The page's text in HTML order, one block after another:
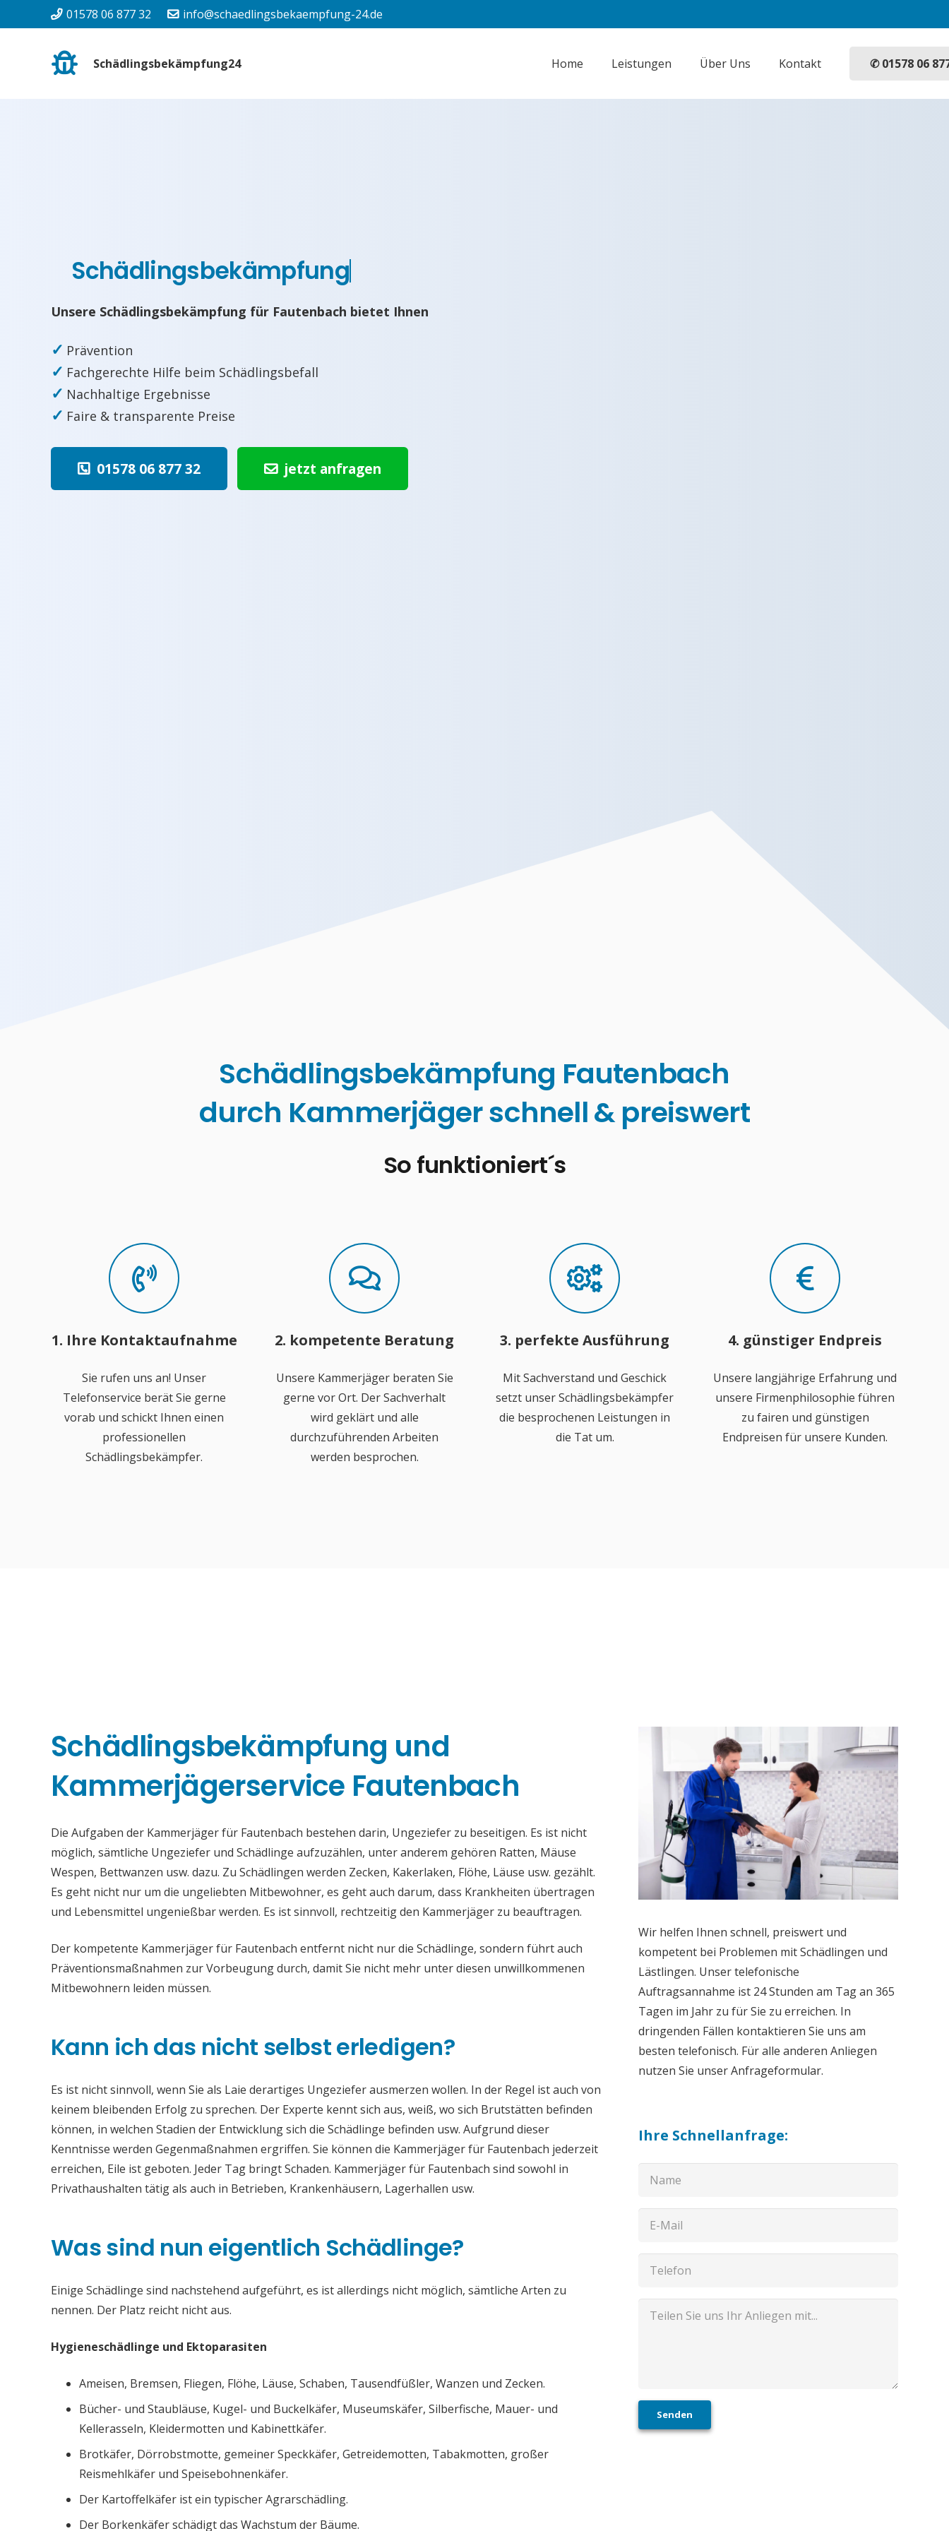
01578 06 877 32 info@schaedlingsbekaempfung-24.de
Schädlingsbekämpfung24 Home Leistungen Über Uns Kontakt ✆ 01578 06
Schädlingsbekämpfung
Unsere Schädlingsbekämpfung für Fautenbach bietet Ihnen
✓ Prävention
✓ Fachgerechte Hilfe beim Schädlingsbefall
✓ Nachhaltige Ergebnisse
✓ Faire & transparente Preise
01578 06 877 32 jetzt anfragen
Schädlingsbekämpfung Fautenbach
durch Kammerjäger schnell & preiswert
So funktioniert´s
1. Ihre Kontaktaufnahme
Sie rufen uns an! Unser
Telefonservice berät Sie gerne
vorab und schickt Ihnen einen
professionellen
Schädlingsbekämpfer.
2. kompetente Beratung
Unsere Kammerjäger beraten Sie
gerne vor Ort. Der Sachverhalt
wird geklärt und alle
durchzuführenden Arbeiten
werden besprochen.
3. perfekte Ausführung
Mit Sachverstand und Geschick
setzt unser Schädlingsbekämpfer
die besprochenen Leistungen in
die Tat um.
4. günstiger Endpreis
Unsere langjährige Erfahrung und
unsere Firmenphilosophie führen
zu fairen und günstigen
Endpreisen für unsere Kunden.
Schädlingsbekämpfung und
Kammerjägerservice Fautenbach
Die Aufgaben der Kammerjäger für Fautenbach bestehen darin, Ungeziefer zu beseitigen. Es ist nicht
möglich, sämtliche Ungeziefer und Schädlinge aufzuzählen, unter anderem gehören Ratten, Mäuse
Wespen, Bettwanzen usw. dazu. Zu Schädlingen werden Zecken, Kakerlaken, Flöhe, Läuse usw. gezählt.
Es geht nicht nur um die ungeliebten Mitbewohner, es geht auch darum, dass Krankheiten übertragen
und Lebensmittel ungenießbar werden. Es ist sinnvoll, rechtzeitig den Kammerjäger zu beauftragen.
Der kompetente Kammerjäger für Fautenbach entfernt nicht nur die Schädlinge, sondern führt auch
Präventionsmaßnahmen zur Vorbeugung durch, damit Sie nicht mehr unter diesen unwillkommenen
Mitbewohnern leiden müssen.
Kann ich das nicht selbst erledigen?
Es ist nicht sinnvoll, wenn Sie als Laie derartiges Ungeziefer ausmerzen wollen. In der Regel ist auch von
keinem bleibenden Erfolg zu sprechen. Der Experte kennt sich aus, weiß, wo sich Brutstätten befinden
können, in welchen Stadien der Entwicklung sich die Schädlinge befinden usw. Aufgrund dieser
Kenntnisse werden Gegenmaßnahmen ergriffen. Sie können die Kammerjäger für Fautenbach jederzeit
erreichen, Eile ist geboten. Jeder Tag bringt Schaden. Kammerjäger für Fautenbach sind sowohl in
Privathaushalten tätig als auch in Betrieben, Krankenhäusern, Lagerhallen usw.
Was sind nun eigentlich Schädlinge?
Einige Schädlinge sind nachstehend aufgeführt, es ist allerdings nicht möglich, sämtliche Arten zu
nennen. Der Platz reicht nicht aus.
Hygieneschädlinge und Ektoparasiten
Ameisen, Bremsen, Fliegen, Flöhe, Läuse, Schaben, Tausendfüßler, Wanzen und Zecken.
Bücher- und Staubläuse, Kugel- und Buckelkäfer, Museumskäfer, Silberfische, Mauer- und
Kellerasseln, Kleidermotten und Kabinettkäfer.
Brotkäfer, Dörrobstmotte, gemeiner Speckkäfer, Getreidemotten, Tabakmotten, großer
Reismehlkäfer und Speisebohnenkäfer.
Der Kartoffelkäfer ist ein typischer Agrarschädling.
Der Borkenkäfer schädigt das Wachstum der Bäume.
Wir helfen Ihnen schnell, preiswert und
kompetent bei Problemen mit Schädlingen und
Lästlingen. Unser telefonische
Auftragsannahme ist 24 Stunden am Tag an 365
Tagen im Jahr zu für Sie zu erreichen. In
dringenden Fällen kontaktieren Sie uns am
besten telefonisch. Für alle anderen Anliegen
nutzen Sie unser Anfrageformular.
Ihre Schnellanfrage:
Senden